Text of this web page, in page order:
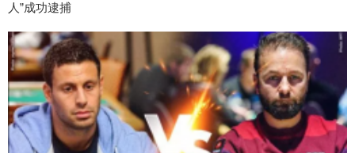
人”成功逮捕